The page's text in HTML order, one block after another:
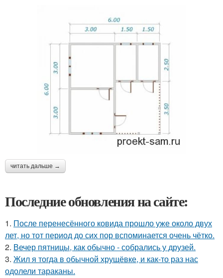
читать дальше →
Последние обновления на сайте:
1. После перенесённого ковида прошло уже около двух
лет, но тот период до сих пор вспоминается очень чётко.
2. Вечер пятницы, как обычно - собрались у друзей.
3. Жил я тогда в обычной хрущёвке, и как-то раз нас
одолели тараканы.